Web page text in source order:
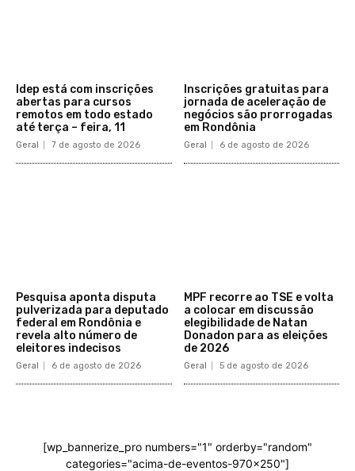
Idep está com inscrições
abertas para cursos
remotos em todo estado
até terça – feira, 11
Geral 7 de agosto de 2026
Inscrições gratuitas para
jornada de aceleração de
negócios são prorrogadas
em Rondônia
Geral 6 de agosto de 2026
Pesquisa aponta disputa
pulverizada para deputado
federal em Rondônia e
revela alto número de
eleitores indecisos
Geral 6 de agosto de 2026
MPF recorre ao TSE e volta
a colocar em discussão
elegibilidade de Natan
Donadon para as eleições
de 2026
Geral 5 de agosto de 2026
[wp_bannerize_pro numbers="1" orderby="random"
categories="acima-de-eventos-970x250"]